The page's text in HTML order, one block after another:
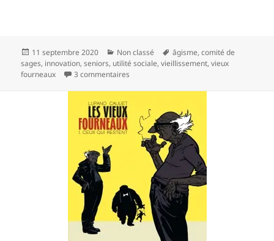
Publié
le
11 septembre 2020 Catégories
Non classé
Mots-
clés
âgisme,comité de
sages, innovation,seniors, utilité sociale,vieillissement,vieux
fourneaux
3 commentaires